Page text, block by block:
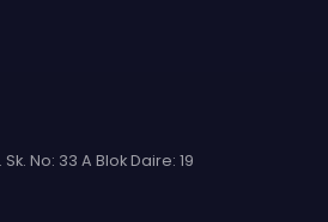
No: 33 A Blok Daire: 19